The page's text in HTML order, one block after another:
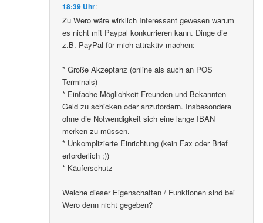
18:39 Uhr:
Zu Wero wäre wirklich Interessant gewesen warum
es nicht mit Paypal konkurrieren kann. Dinge die
z.B. PayPal für mich attraktiv machen:
* Große Akzeptanz (online als auch an POS
Terminals)
* Einfache Möglichkeit Freunden und Bekannten
Geld zu schicken oder anzufordern. Insbesondere
ohne die Notwendigkeit sich eine lange IBAN
merken zu müssen.
* Unkomplizierte Einrichtung (kein Fax oder Brief
erforderlich ;))
* Käuferschutz
Welche dieser Eigenschaften / Funktionen sind bei
Wero denn nicht gegeben?